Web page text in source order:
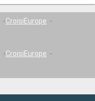
CroisiEurope
CroisiEurope